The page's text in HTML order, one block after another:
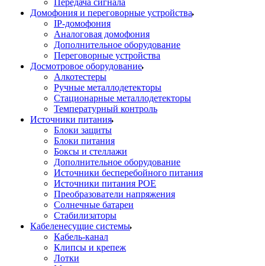
Передача сигнала
Домофония и переговорные устройства
IP-домофония
Аналоговая домофония
Дополнительное оборудование
Переговорные устройства
Досмотровое оборудование
Алкотестеры
Ручные металлодетекторы
Стационарные металлодетекторы
Температурный контроль
Источники питания
Блоки защиты
Блоки питания
Боксы и стеллажи
Дополнительное оборудование
Источники бесперебойного питания
Источники питания POE
Преобразователи напряжения
Солнечные батареи
Стабилизаторы
Кабеленесущие системы
Кабель-канал
Клипсы и крепеж
Лотки